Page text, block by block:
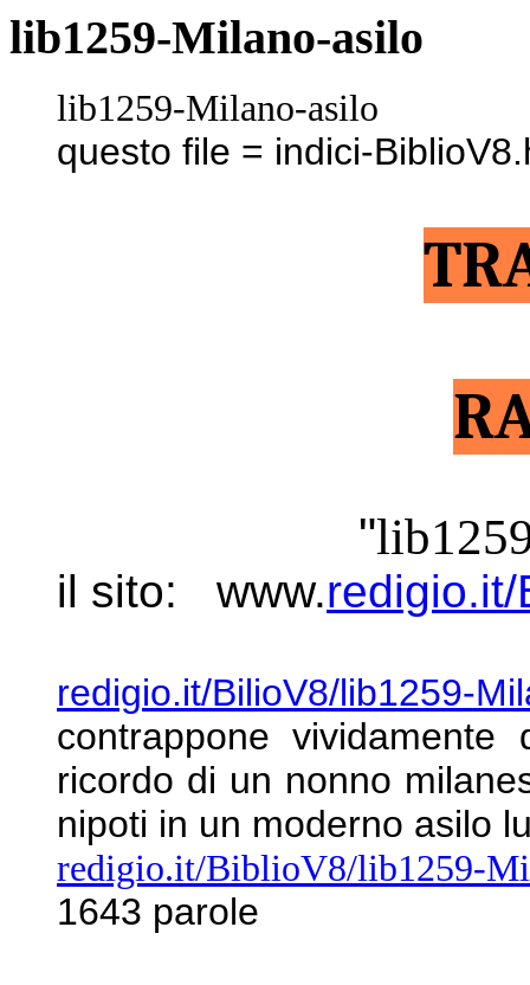
lib1259-Milano-asilo
lib1259-Milano-asilo
questo file = indici-
"
il sito: www.
redigio.it/BilioV8/lib1259-
contrapponevividamente
ricordo di un nonno
nipoti in un moderno asilo
redigio.it/BiblioV8/lib1259-
1643 parole